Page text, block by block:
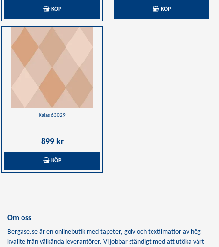
KÖP KÖP
Kalas 63029
899 kr
KÖP
Om oss
Bergase.se är en onlinebutik med tapeter, golv och textilmattor av hög
kvalite från välkända leverantörer. Vi jobbar ständigt med att utöka vårt